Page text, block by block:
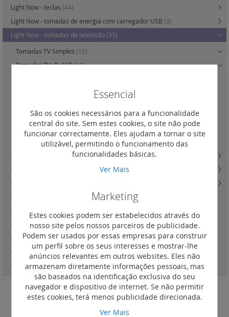
Passagem
Light Now - teclas (44)
Light Now - tomadas de energia com carregador USB (3)
Light Now - tomadas de televisão(33)
Tomadas TV Simples (15)
Tomadas TV+R+SAT(12)
Adaptadores para outras tomadas(3)
Tomada TV - tipo F (3)
Light Now - tomadas de dados, fibra ótica e telefone
Light Now - besouros e campainhas (12)
Light Now - quadros de acabamento
Light Now - interruptores de cartão(12)
Light Now - mecanismos para estores
Light Now - soluções para quarto de hotel(4)
Light Now - tampas com proteção IP55 (4)
Light Now - LEDs para mecanismos
Light Now - acessórios(3)
Essencial
São os cookies necessários para a funcionalidade
central do site. Sem estes cookies, o site não pode
funcionar correctamente. Eles ajudam a tornar o site
utilizável, permitindo o funcionamento das
funcionalidades básicas.
Ver Mais
Marketing
Estes cookies podem ser estabelecidos através do
nosso site pelos nossos parceiros de publicidade.
Podem ser usados por essas empresas para construir
um perfil sobre os seus interesses e mostrar-lhe
anúncios relevantes em outros websites. Eles não
armazenam diretamente informações pessoais, mas
são baseados na identificação exclusiva do seu
navegador e dispositivo de internet. Se não permitir
estes cookies, terá menos publicidade direcionada.
Ver Mais